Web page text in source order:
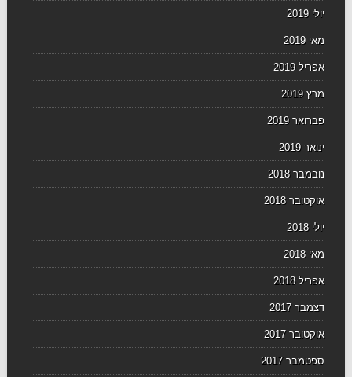
יולי 2019
מאי 2019
אפריל 2019
מרץ 2019
פברואר 2019
ינואר 2019
נובמבר 2018
אוקטובר 2018
יולי 2018
מאי 2018
אפריל 2018
דצמבר 2017
אוקטובר 2017
ספטמבר 2017